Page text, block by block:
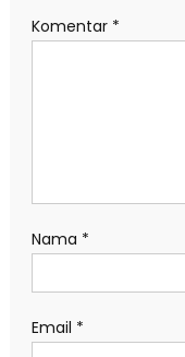
Komentar *
Nama *
Email *